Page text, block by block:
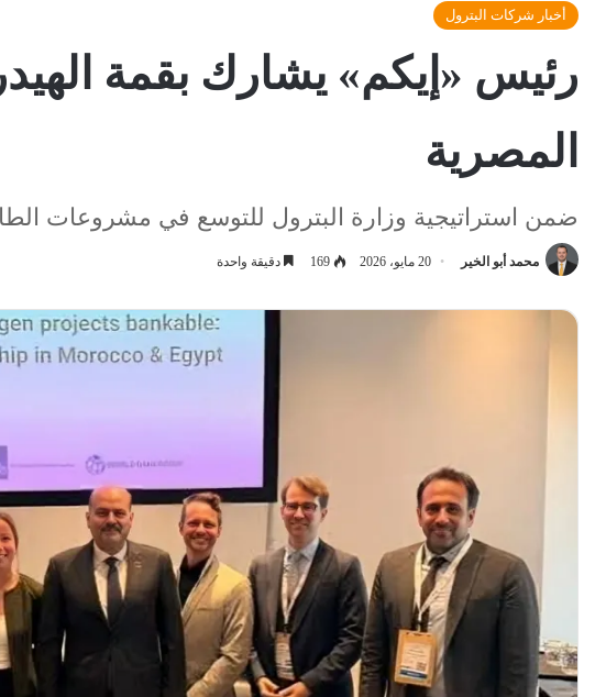
أخبار شركات البترول
رئيس «إيكم» يشارك بقمة
المصرية
ضمن استراتيجية وزارة البترول للتوسع في مشروعات
محمد أبو الخير 20 مايو، 2026 169 دقيقة واحدة